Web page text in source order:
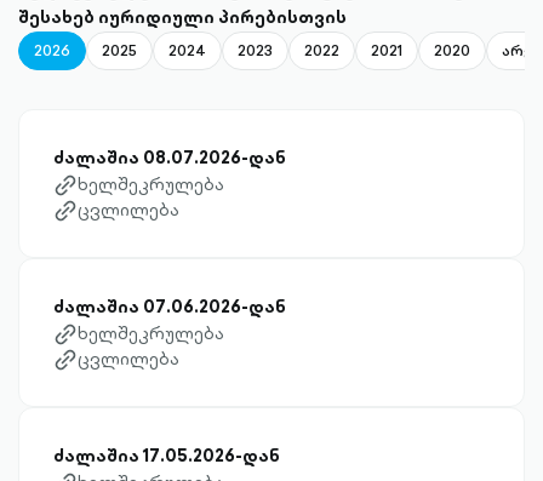
შესახებ იურიდიული პირებისთვის
2026 2025 2024 2023 2022 2021 2020
ძალაშია 08.07.2026-დან
link-diagonal-outlined
ხელშეკრულება
link-diagonal-outlined
ცვლილება
ძალაშია 07.06.2026-დან
link-diagonal-outlined
ხელშეკრულება
link-diagonal-outlined
ცვლილება
ძალაშია 17.05.2026-დან